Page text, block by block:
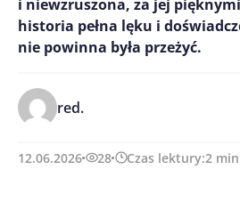
i niewzruszona, za jej
historia pełna lęku i
nie powinna była przeżyć.
red.
12.06.2026 28 Czas lektury:2 min